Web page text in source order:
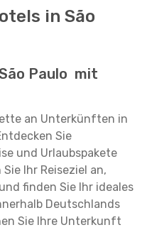
in São
Paulo mit
an Unterkünften in
Sie
und Urlaubspakete
Ihr Reiseziel an,
finden Sie Ihr ideales
Deutschlands
Sie Ihre Unterkunft